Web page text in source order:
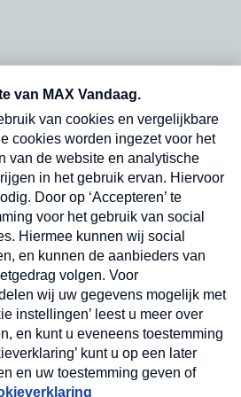
en dinsdagochtend in
Verzend
abonnement op onze
en dinsdagochtend in uw